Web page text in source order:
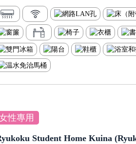
性專用
Student Home Kuina